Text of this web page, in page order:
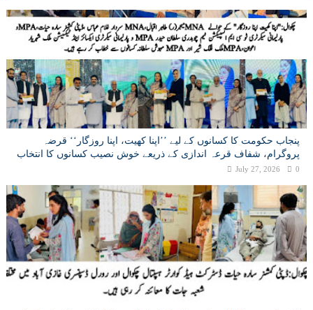
پنجاب حکومت کا کسانوں کے لیے ’’اپنا کھیت، اپنا روزگار‘‘ قرضہ
پروگرام، شفاف قرعہ اندازی کے ذریعے خوش نصیب کسانوں کا انتخاب
July 27, 2026 0